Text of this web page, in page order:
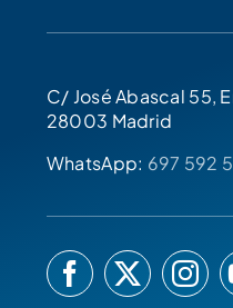
C/ José Abascal 55,
28003 Madrid
WhatsApp: 697 592